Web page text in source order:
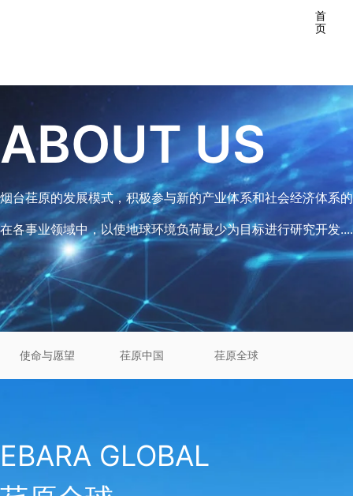
首
页
ABOUT US
烟台荏原的发展模式，积极参与新的产业体系和社会经济体系
在各事业领域中，以使地球环境负荷最少为目标进行研究开发
使命与愿望 荏原中国 荏原全球
EBARA GLOBAL